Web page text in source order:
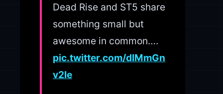
Dead Rise and ST5 share
something small but
awesome in common….
pic.twitter.com/dlMmGn
v2Ie